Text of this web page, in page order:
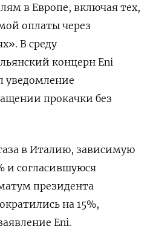
в Европе, включая тех,
оплаты через
В среду
концерн Eni
уведомление
прокачки без
в Италию, зависимую
и согласившуюся
президента
на 15%,
Eni.